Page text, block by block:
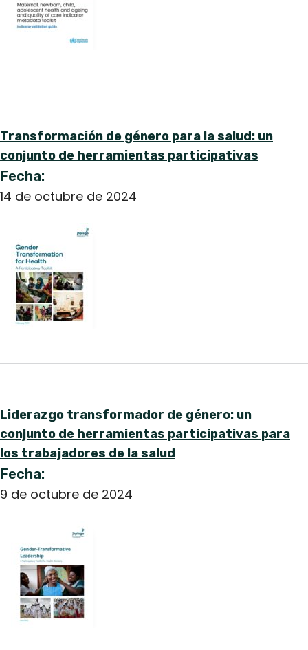
Transformación de género para la salud: un
conjunto de herramientas participativas
Fecha:
14 de octubre de 2024
Liderazgo transformador de género: un
conjunto de herramientas participativas para
los trabajadores de la salud
Fecha:
9 de octubre de 2024